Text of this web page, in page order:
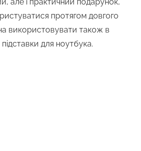
але і практичний подарунок,
протягом довгого
використовувати також в
для ноутбука.